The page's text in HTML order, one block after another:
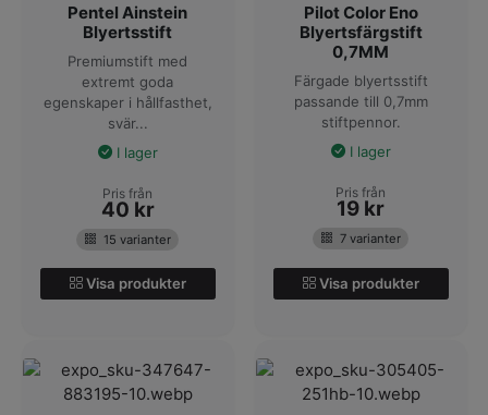
Pentel Ainstein
Blyertsstift
Premiumstift med
extremt goda
egenskaper i hållfasthet,
svär...
I lager
Pris från
40 kr
15 varianter
Visa produkter
Pilot Color Eno
Blyertsfärgstift
0,7MM
Färgade blyertsstift
passande till 0,7mm
stiftpennor.
I lager
Pris från
19 kr
7 varianter
Visa produkter